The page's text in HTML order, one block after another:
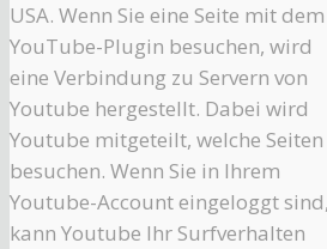
USA. Wenn Sie eine Seite mit dem
YouTube-Plugin besuchen, wird
eine Verbindung zu Servern von
Youtube hergestellt. Dabei wird
Youtube mitgeteilt, welche Seiten
besuchen. Wenn Sie in Ihrem
Youtube-Account eingeloggt sind,
kann Youtube Ihr Surfverhalten